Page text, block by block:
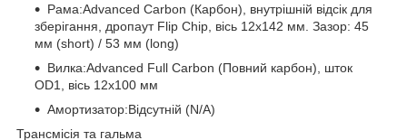
Рама:Advanced Carbon (Карбон), внутрішній відсік для
зберігання, дропаут Flip Chip, вісь 12x142 мм. Зазор: 45
мм (short) / 53 мм (long)
Вилка:Advanced Full Carbon (Повний карбон), шток
OD1, вісь 12x100 мм
Амортизатор:Відсутній (N/A)
Трансмісія та гальма